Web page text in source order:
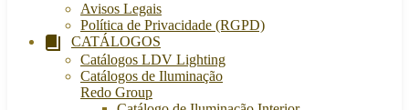
Avisos Legais
Política de Privacidade (RGPD)
CATÁLOGOS
Catálogos LDV Lighting
Catálogos de Iluminação
Redo Group